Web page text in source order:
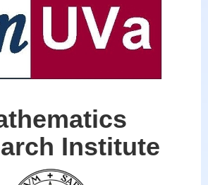
Institute